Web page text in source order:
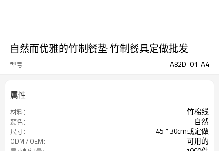
自然而优雅的竹制餐垫|竹制餐具定做批发
型号 A82D-01-A4
属性
材料： 竹棉线
颜色： 自然
尺寸： 45 * 30cm或定做
ODM / OEM： 可用的